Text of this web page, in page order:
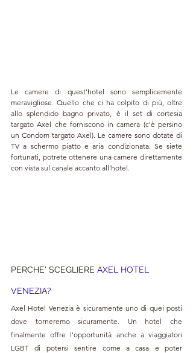
Le camere di quest'hotel sono semplicemente
meravigliose. Quello che ci ha colpito di più, oltre
allo splendido bagno privato, è il set di cortesia
targato Axel che forniscono in camera (c'è persino
un Condom targato Axel). Le camere sono dotate di
TV a schermo piatto e aria condizionata. Se siete
fortunati, potrete ottenere una camere direttamente
con vista sul canale accanto all'hotel.
PERCHE' SCEGLIERE AXEL HOTEL
VENEZIA?
Axel Hotel Venezia è sicuramente uno di quei posti
dove torneremo sicuramente. Un hotel che
finalmente offre l'opportunità anche a viaggiatori
LGBT di potersi sentire come a casa e poter